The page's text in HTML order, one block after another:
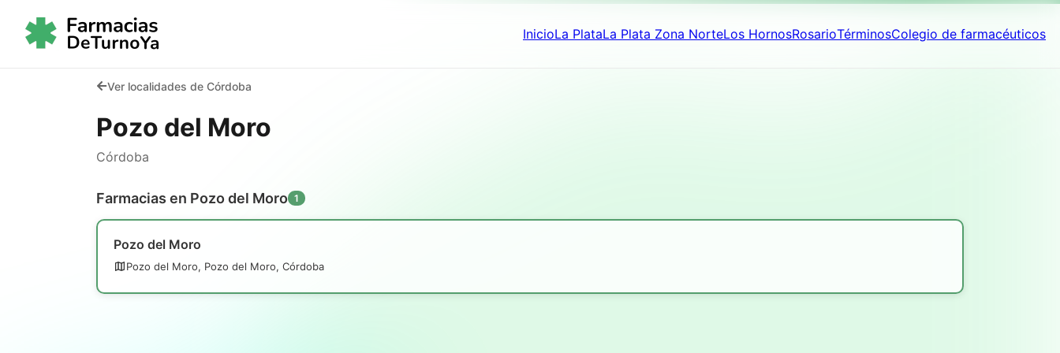
InicioLa PlataLa Plata Zona NorteLos HornosRosarioTérminosColegio de farmacéuticos
Ver localidades de Córdoba
Pozo del Moro
Córdoba
Farmacias en Pozo del Moro 1
Pozo del Moro
Pozo del Moro, Pozo del Moro, Córdoba